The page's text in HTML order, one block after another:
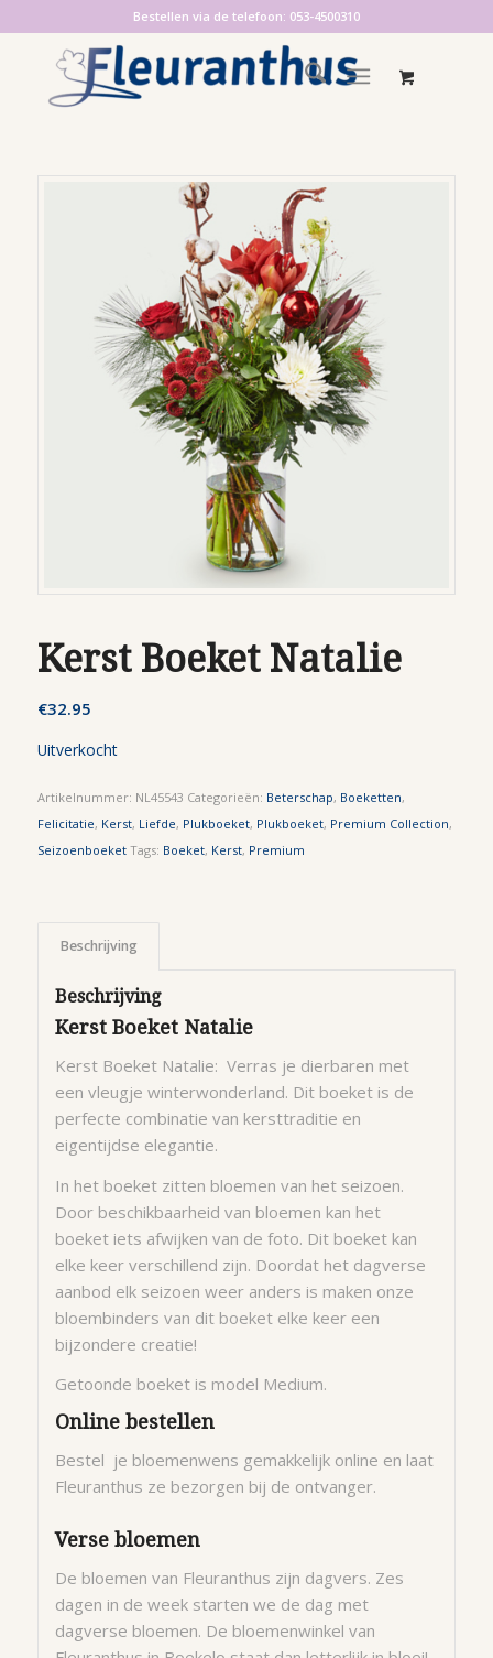
Bestellen via de telefoon: 053-4500310
Kerst Boeket Natalie
€32.95
Uitverkocht
Artikelnummer: NL45543 Categorieën: Beterschap, Boeketten,
Felicitatie, Kerst, Liefde, Plukboeket, Plukboeket, Premium Collection,
Seizoenboeket Tags: Boeket, Kerst, Premium
Beschrijving
Beschrijving
Kerst Boeket Natalie
Kerst Boeket Natalie: Verras je dierbaren met
een vleugje winterwonderland. Dit boeket is de
perfecte combinatie van kersttraditie en
eigentijdse elegantie.
In het boeket zitten bloemen van het seizoen.
Door beschikbaarheid van bloemen kan het
boeket iets afwijken van de foto. Dit boeket kan
elke keer verschillend zijn. Doordat het dagverse
aanbod elk seizoen weer anders is maken onze
bloembinders van dit boeket elke keer een
bijzondere creatie!
Getoonde boeket is model Medium.
Online bestellen
Bestel je bloemenwens gemakkelijk online en laat
Fleuranthus ze bezorgen bij de ontvanger.
Verse bloemen
De bloemen van Fleuranthus zijn dagvers. Zes
dagen in de week starten we de dag met
dagverse bloemen. De bloemenwinkel van